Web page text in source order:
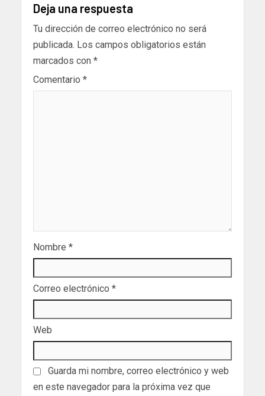
Deja una respuesta
Tu dirección de correo electrónico no será
publicada. Los campos obligatorios están
marcados con *
Comentario *
Nombre *
Correo electrónico *
Web
Guarda mi nombre, correo electrónico y web
en este navegador para la próxima vez que